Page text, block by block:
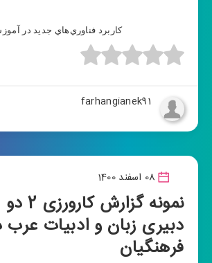
كاربرد فناوري‌هاي جديد در
farhangianek91
08 اسفند 1400
نمونه
دبیری زبان و ادبیات عرب
فرهنگیان